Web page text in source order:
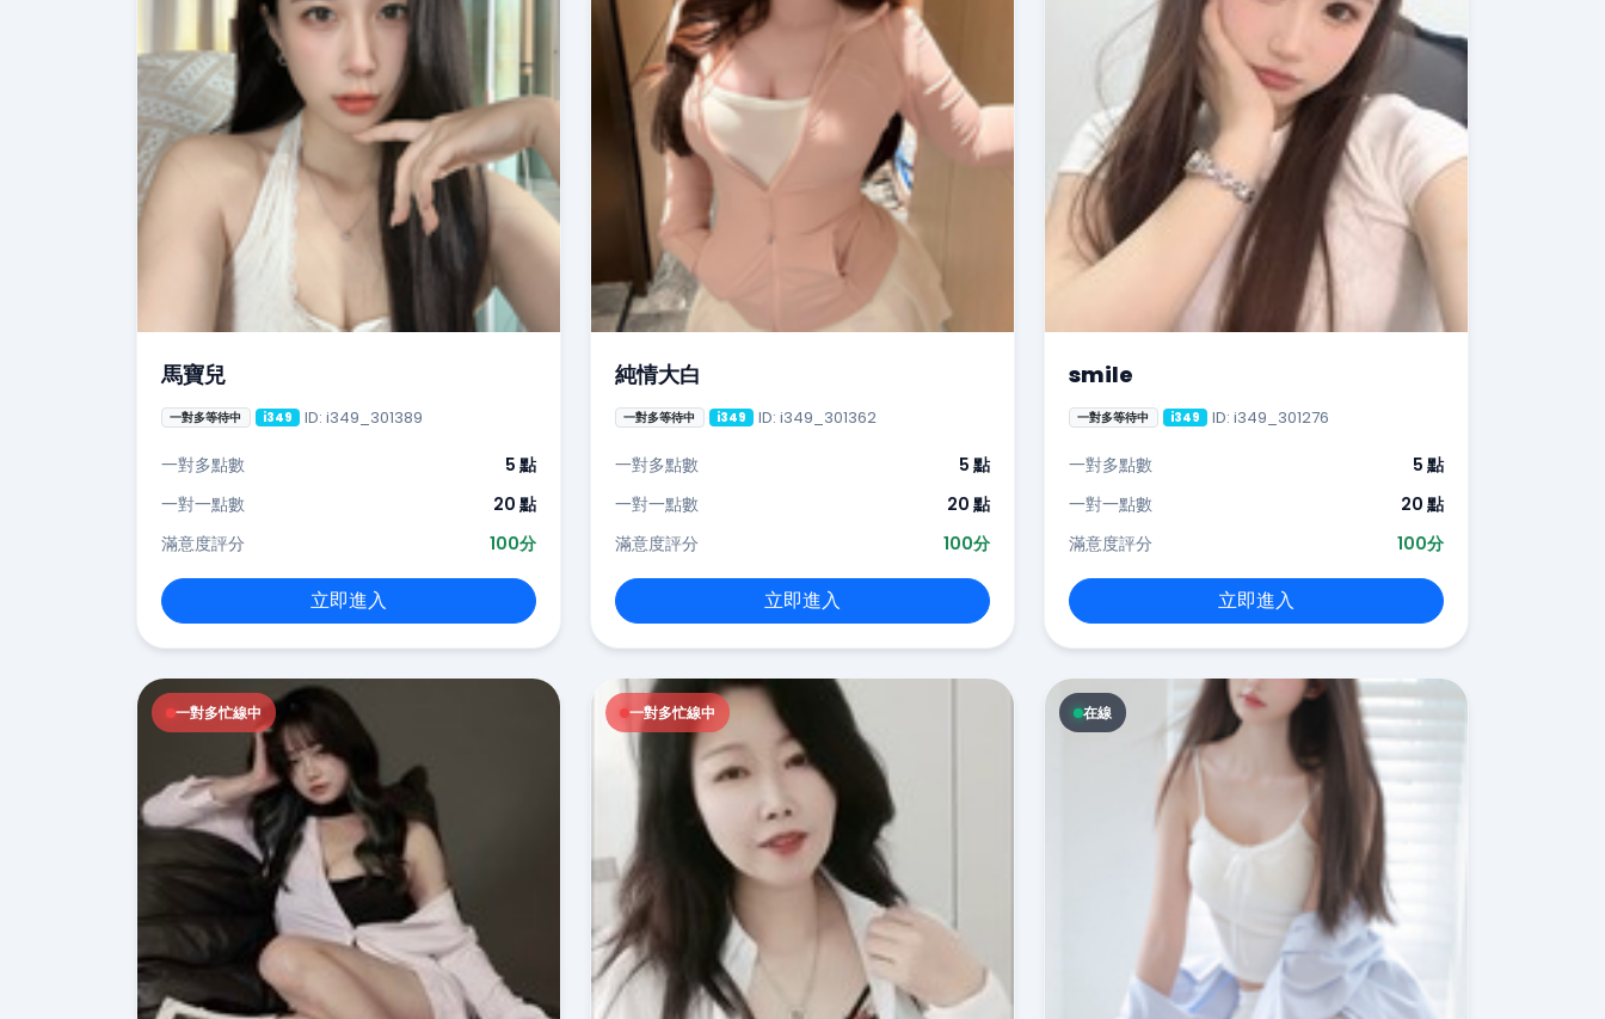
馬寶兒
一對多等待中 i349 ID: i349_301389
一對多點數
5 點
一對一點數
20 點
滿意度評分
100分
立即進入
純情大白
一對多等待中 i349 ID: i349_301362
一對多點數
5 點
一對一點數
20 點
滿意度評分
100分
立即進入
smile
一對多等待中 i349 ID: i349_301276
一對多點數
5 點
一對一點數
20 點
滿意度評分
100分
立即進入
一對多忙線中 一對多忙線中 在線